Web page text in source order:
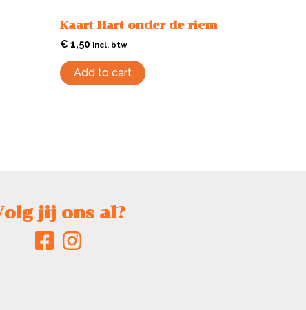
Kaart Hart onder de riem
€ 1,50 incl. btw
Add to cart
jij ons al?